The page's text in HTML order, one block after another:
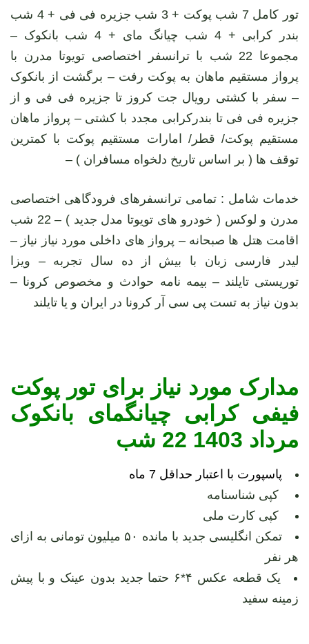
تور کامل 7 شب پوکت + 3 شب جزیره فی فی + 4 شب
بندر کرابی + 4 شب چیانگ مای + 4 شب بانکوک –
مجموعا 22 شب با ترانسفر اختصاصی تویوتا مدرن با
پرواز مستقیم ماهان به پوکت رفت – برگشت از بانکوک
– سفر با کشتی رویال جت کروز تا جزیره فی فی و از
جزیره فی فی تا بندرکرابی مجدد با کشتی – پرواز ماهان
مستقیم پوکت/ قطر/ امارات مستقیم پوکت با کمترین
توقف ها ( بر اساس تاریخ دلخواه مسافران ) –
خدمات شامل : تمامی ترانسفرهای فرودگاهی اختصاصی
مدرن و لوکس ( خودرو های تویوتا مدل جدید ) – 22 شب
اقامت هتل ها صبحانه – پرواز های داخلی مورد نیاز نیاز –
لیدر فارسی زبان با بیش از ده سال تجربه – ویزا
توریستی تایلند – بیمه نامه حوادث و مخصوص کرونا –
بدون نیاز به تست پی سی آر کرونا در ایران و یا تایلند
مدارک مورد نیاز برای تور پوکت
فیفی کرابی چیانگمای بانکوک
مرداد 1403 22 شب
پاسپورت با اعتبار حداقل 7 ماه
کپی شناسنامه
کپی کارت ملی
تمکن انگلیسی جدید با مانده ۵۰ میلیون تومانی به ازای
هر نفر
یک قطعه عکس ۴*۶ حتما جدید بدون عینک و با پیش
زمینه سفید